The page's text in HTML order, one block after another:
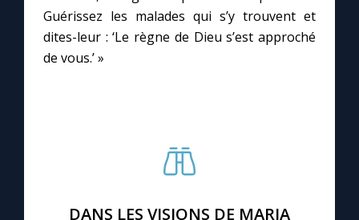
À la une
Guérissez les malades qui s’y trouvent et
dites-leur : ‘Le règne de Dieu s’est approché
de vous.’ »
DANS LES VISIONS DE MARIA